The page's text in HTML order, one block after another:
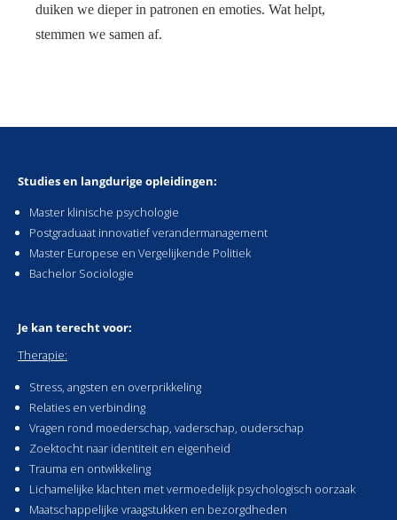
duiken we dieper in patronen en emoties. Wat helpt,
stemmen we samen af.
Studies en langdurige opleidingen:
Master klinische psychologie
Postgraduaat innovatief verandermanagement
Master Europese en Vergelijkende Politiek
Bachelor Sociologie
Je kan terecht voor:
Therapie:
Stress, angsten en overprikkeling
Relaties en verbinding
Vragen rond moederschap, vaderschap, ouderschap
Zoektocht naar identiteit en eigenheid
Trauma en ontwikkeling
Lichamelijke klachten met vermoedelijk psychologisch oorzaak
Maatschappelijke vraagstukken en bezorgdheden